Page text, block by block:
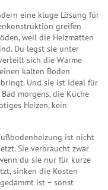
eine kluge Lösung für
greifen
weil die Heizmatten
Du legst sie unter
sich die Wärme
kalten Boden
Und sie ist ideal für
morgens, die Küche
Heizen, kein
ist nicht
Sie verbraucht zwar
du sie nur für kurze
sinken die Kosten
ist – sonst